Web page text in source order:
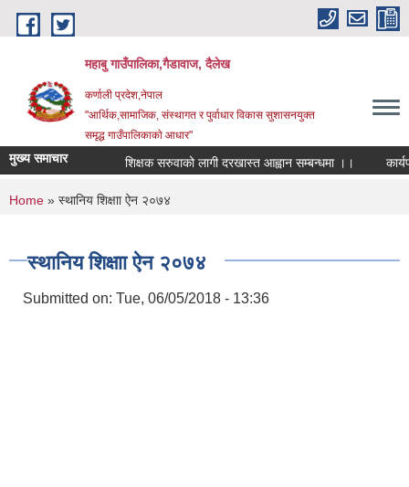
Skip to main content
महाबु गाउँपालिका,गैडावाज, दैलेख
कर्णाली प्रदेश,नेपाल
"आर्थिक,सामाजिक, संस्थागत र पुर्वाधार विकास सुशासनयुक्त
समृद्ध गाउँपालिकाकाे आधार"
मुख्य समाचार शिक्षक सरुवाको लागी दरखास्त आह्वान सम्बन्धमा ।।
You are here
Home » स्थानिय शिक्षाा ऐन २०७४
स्थानिय शिक्षाा ऐन २०७४
Submitted on: Tue, 06/05/2018 - 13:36